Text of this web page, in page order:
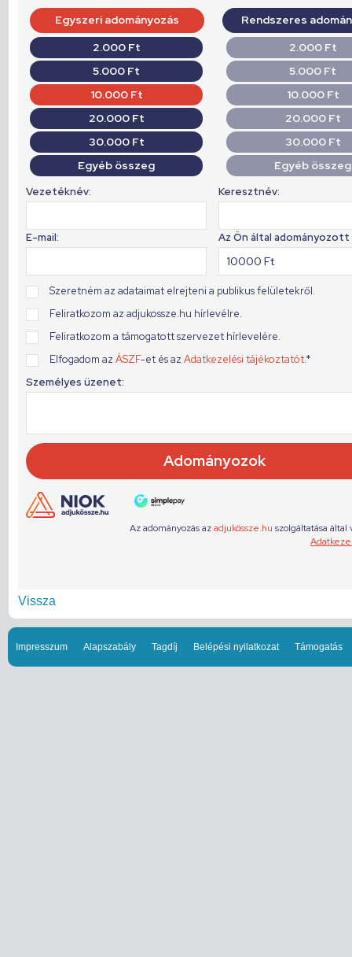
Vissza
Impresszum Alapszabály Tagdíj Belépési nyilatkozat Támogatás